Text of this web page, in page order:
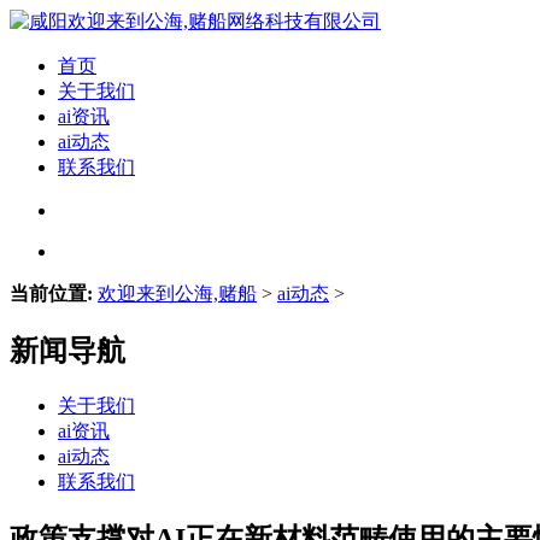
首页
关于我们
ai资讯
ai动态
联系我们
当前位置: 欢迎来到公海,赌船 > ai动态 >
新闻导航
关于我们
ai资讯
ai动态
联系我们